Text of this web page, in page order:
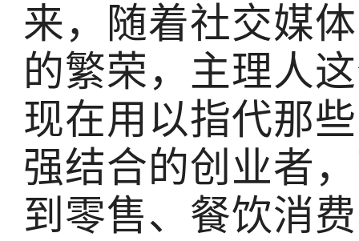
来，随着社交媒
的繁荣，主理人
现在用以指代那
强结合的创业者
到零售、餐饮消